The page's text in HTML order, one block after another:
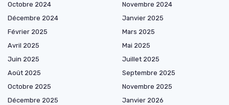
Octobre 2024
Novembre 2024
Décembre 2024
Janvier 2025
Février 2025
Mars 2025
Avril 2025
Mai 2025
Juin 2025
Juillet 2025
Août 2025
Septembre 2025
Octobre 2025
Novembre 2025
Décembre 2025
Janvier 2026